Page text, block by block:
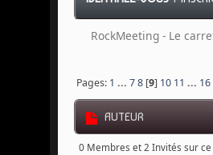
RockMeeting - Le
Pages: 1 ...78 [9] 10 11 ... 16
AUTEUR
0 Membres et 2 Invités sur